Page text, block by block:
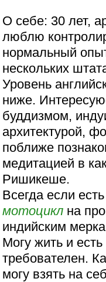
О себе: 30 лет,
люблю
нормальный
нескольких
Уровень
ниже.
буддизмом,
архитектурой,
поближе
медитацией в
Ришикеше.
Всегда если
мотоцикл на
индийским
Могу жить и
требователен.
могу взять на